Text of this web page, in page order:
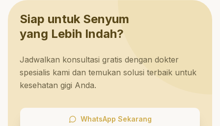
Siap untuk Senyum
yang Lebih Indah?
Jadwalkan konsultasi gratis dengan dokter
spesialis kami dan temukan solusi terbaik untuk
kesehatan gigi Anda.
WhatsApp Sekarang